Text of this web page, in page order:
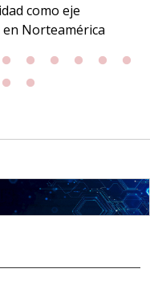
EN
como eje
Norteamérica